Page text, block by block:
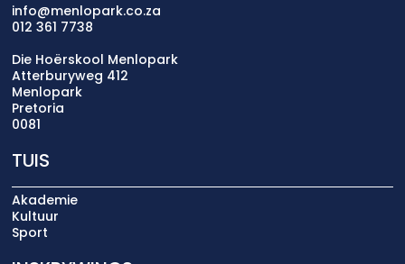
info@menlopark.co.za
012 361 7738
Die Hoërskool Menlopark
Atterburyweg 412
Menlopark
Pretoria
0081
TUIS
Akademie
Kultuur
Sport